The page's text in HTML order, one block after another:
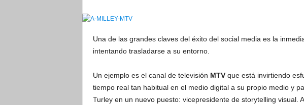
Una de las grandes claves del éxito del social media es la
intentando trasladarse a su entorno.
Un ejemplo es el canal de televisión MTVque está invirtiendo
tiempo real tan habitual en el medio digital a su propio medio y
Turley en un nuevo puesto: vicepresidente de storytelling visual.